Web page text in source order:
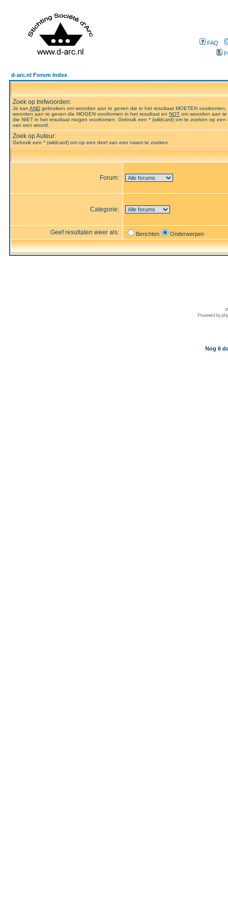
FAQ
d-arc.nl Forum Index
Zoek op trefwoorden:
Je kan AND gebruiken om woorden aan te geven die in het resultaat MOETEN voorkomen,
woorden aan te geven die MOGEN voorkomen in het resultaat en NOT om woorden aan
die NIET in het resultaat mogen voorkomen. Gebruik een * (wildcard) om te zoeken op een
van een woord.
Zoek op Auteur:
Gebruik een * (wildcard) om op een deel van een naam te zoeken
Forum:
Categorie:
Geef resultaten weer als: Berichten Onderwerpen
Powered by
Nog 6